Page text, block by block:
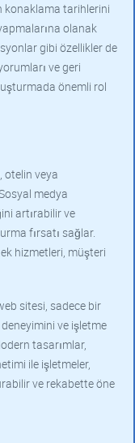
konaklama tarihlerini
olanak
gibi özellikler de
ve geri
önemli rol
otelin veya
medya
artırabilir ve
fırsatı sağlar.
hizmetleri, müşteri
sitesi, sadece bir
ve işletme
tasarımlar,
ile işletmeler,
ve rekabette öne